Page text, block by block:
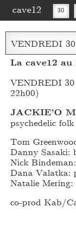
cave12 30
16
VENDREDI 30
La cave12
VENDREDI
22h00)
JACKIE’O
psychedelic
Tom
Danny Sasaki:
Nick
Dana Valatka:
Natalie
co-prod Kab/